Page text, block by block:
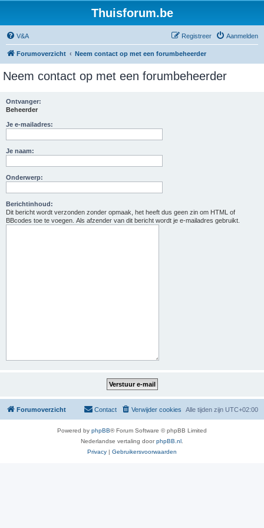
Thuisforum.be
V&A Aanmelden
Registreer
Forumoverzicht Neem contact op met een forumbeheerder
Neem contact op met een forumbeheerder
Ontvanger:
Beheerder
Je e-mailadres:
Je naam:
Onderwerp:
Berichtinhoud:
Dit bericht wordt verzonden zonder opmaak, het heeft dus geen zin om HTML of
BBcodes toe te voegen. Als afzender van dit bericht wordt je e-mailadres gebruikt.
Forumoverzicht Alle tijden zijn UTC+02:00
Verwijder cookies
Contact
Powered by phpBB® Forum Software © phpBB Limited
Nederlandse vertaling doorphpBB.nl
Privacy | Gebruikersvoorwaarden